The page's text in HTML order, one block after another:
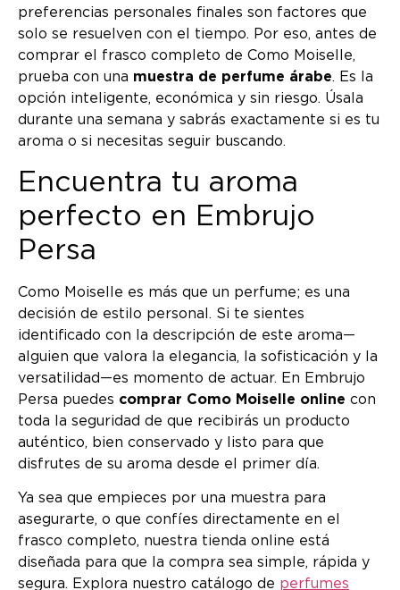
preferencias personales finales son factores que
solo se resuelven con el tiempo. Por eso, antes de
comprar el frasco completo de Como Moiselle,
prueba con una muestra de perfume árabe. Es la
opción inteligente, económica y sin riesgo. Úsala
durante una semana y sabrás exactamente si es tu
aroma o si necesitas seguir buscando.
Encuentra tu aroma
perfecto en Embrujo
Persa
Como Moiselle es más que un perfume; es una
decisión de estilo personal. Si te sientes
identificado con la descripción de este aroma—
alguien que valora la elegancia, la sofisticación y la
versatilidad—es momento de actuar. En Embrujo
Persa puedes comprar Como Moiselle online con
toda la seguridad de que recibirás un producto
auténtico, bien conservado y listo para que
disfrutes de su aroma desde el primer día.
Ya sea que empieces por una muestra para
asegurarte, o que confíes directamente en el
frasco completo, nuestra tienda online está
diseñada para que la compra sea simple, rápida y
segura. Explora nuestro catálogo de perfumes